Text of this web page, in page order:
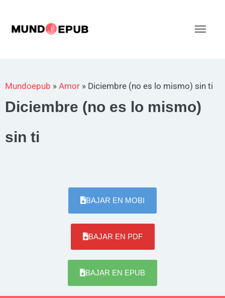
contenido
Mundoepub » Amor » Diciembre (no es lo mismo) sin ti
Diciembre (no es lo mismo)
sin ti
BAJAR EN MOBI
BAJAR EN PDF
BAJAR EN EPUB